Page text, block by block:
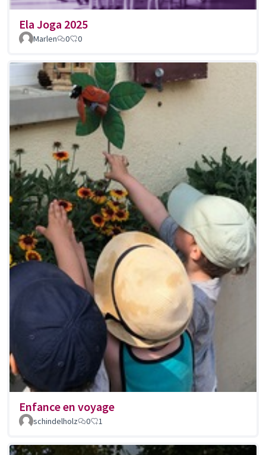
Ela Joga 2025
Marlen 0 0
Enfance en voyage
schindelholz 0 1